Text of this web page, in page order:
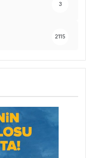
3
2115